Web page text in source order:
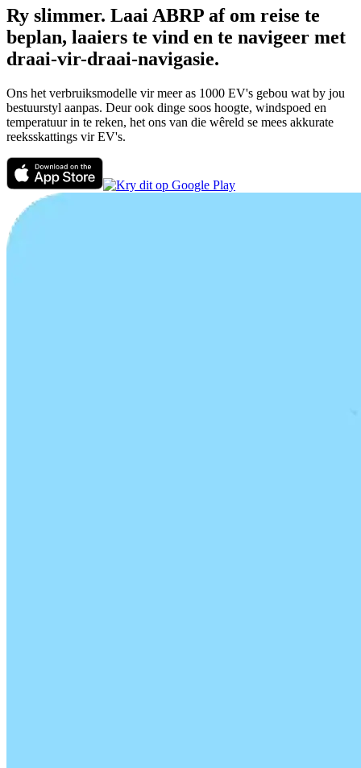
Ry slimmer. Laai ABRP af om reise te
beplan, laaiers te vind en te navigeer met
draai-vir-draai-navigasie.
Ons het verbruiksmodelle vir meer as 1000 EV's gebou wat by jou
bestuurstyl aanpas. Deur ook dinge soos hoogte, windspoed en
temperatuur in te reken, het ons van die wêreld se mees akkurate
reeksskattings vir EV's.